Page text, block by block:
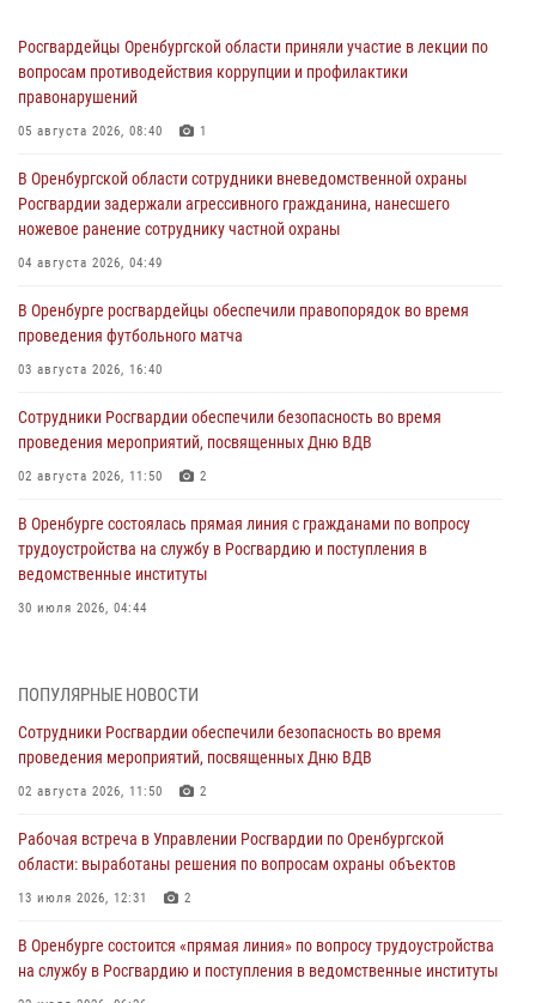
Росгвардейцы Оренбургской области приняли участие в лекции по
вопросам противодействия коррупции и профилактики
правонарушений
05 августа 2026, 08:40 1
В Оренбургской области сотрудники вневедомственной охраны
Росгвардии задержали агрессивного гражданина, нанесшего
ножевое ранение сотруднику частной охраны
04 августа 2026, 04:49
В Оренбурге росгвардейцы обеспечили правопорядок во время
проведения футбольного матча
03 августа 2026, 16:40
Сотрудники Росгвардии обеспечили безопасность во время
проведения мероприятий, посвященных Дню ВДВ
02 августа 2026, 11:50 2
В Оренбурге состоялась прямая линия с гражданами по вопросу
трудоустройства на службу в Росгвардию и поступления в
ведомственные институты
30 июля 2026, 04:44
28 июля 2026, 09:41 1
Росгвардейцы обеспечили правопорядок на праздновании Дня
ВМФ в Оренбурге
27 июля 2026, 14:36 2
Росгвардейцы предотвратили трагедию: спасен мужчина в тяжелой
жизненной ситуации (ВИДЕО)
26 июля 2026, 14:45 1
Росгвардейцы Оренбургской области проверили готовность детских
образовательных учреждений к новому учебному году
ПОПУЛЯРНЫЕ НОВОСТИ
Сотрудники Росгвардии обеспечили безопасность во время
проведения мероприятий, посвященных Дню ВДВ
02 августа 2026, 11:50 2
Рабочая встреча в Управлении Росгвардии по Оренбургской
области: выработаны решения по вопросам охраны объектов
13 июля 2026, 12:31 2
В Оренбурге состоится «прямая линия» по вопросу трудоустройства
на службу в Росгвардию и поступления в ведомственные институты